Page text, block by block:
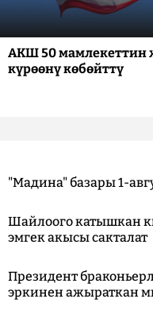
АКШ 50 мамлекеттин
күрөөнү көбөйттү
"Мадина" базары 1-
Шайлоого катышкан
эмгек акысы сакталат
Президент
эркинен ажыраткан